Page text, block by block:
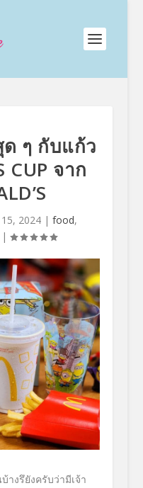
ด ๆ กับแก้ว
CUP จาก
2024| food,
|
งรึยังครับว่ามีเจ้า